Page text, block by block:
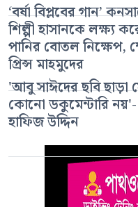
‘বর্ষা বিপ্লবের গান’
শিল্পী হাসানকে লক্ষ্য
পানির বোতল নিক্ষেপ,
প্রিন্স মাহমুদের
'আবু সাঈদের ছবি ছাড়া
কোনো ডকুমেন্টারি নয়'-
হাফিজ উদ্দিন